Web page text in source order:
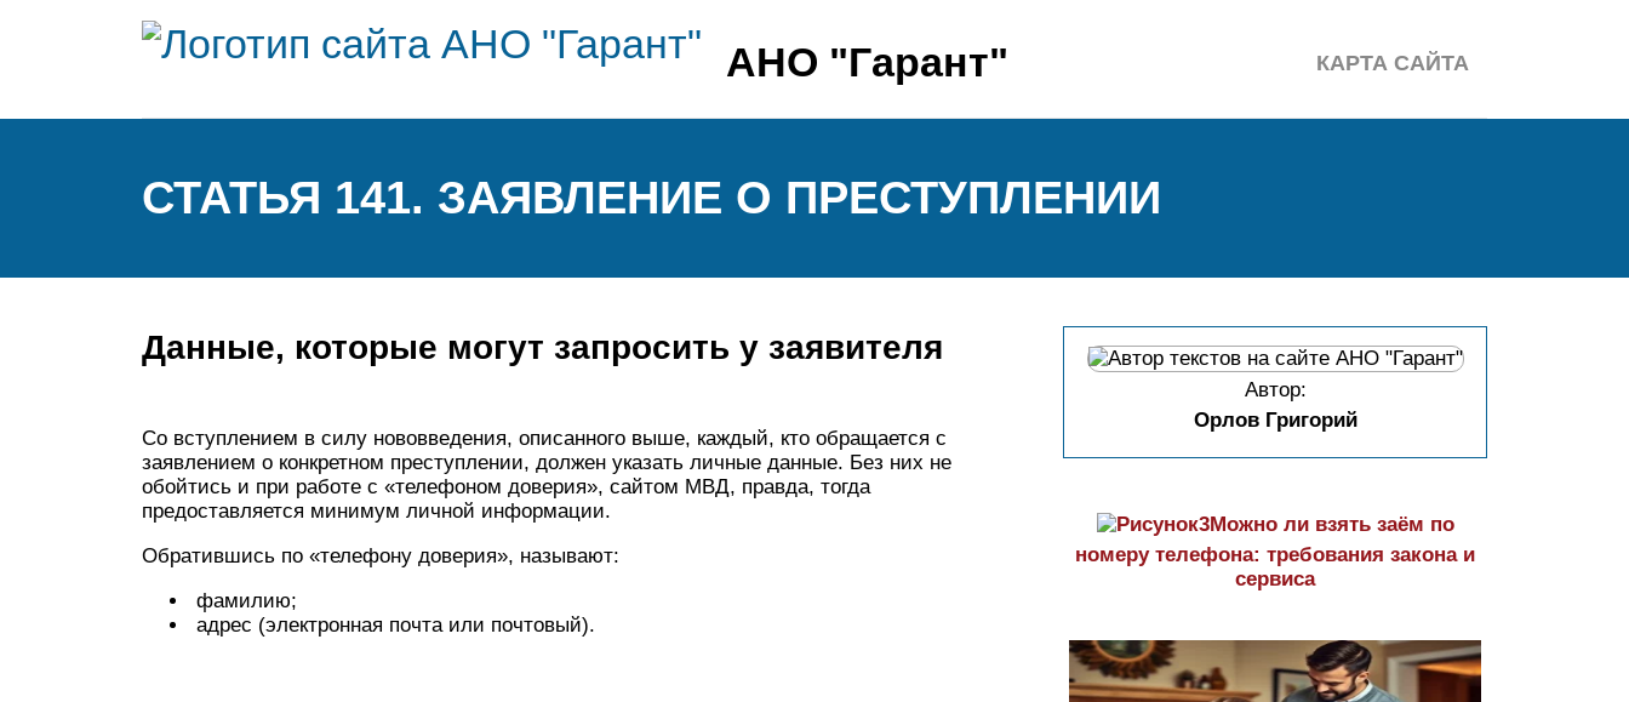
АНО "Гарант" КАРТА САЙТА
СТАТЬЯ 141. ЗАЯВЛЕНИЕ О ПРЕСТУПЛЕНИИ
Данные, которые могут запросить у заявителя
Со вступлением в силу нововведения, описанного выше, каждый, кто обращается с
заявлением о конкретном преступлении, должен указать личные данные. Без них не
обойтись и при работе с «телефоном доверия», сайтом МВД, правда, тогда
предоставляется минимум личной информации.
Обратившись по «телефону доверия», называют:
фамилию;
адрес (электронная почта или почтовый).
Автор:
Орлов Григорий
Можно ли взять заём по
номеру телефона: требования закона и
сервиса